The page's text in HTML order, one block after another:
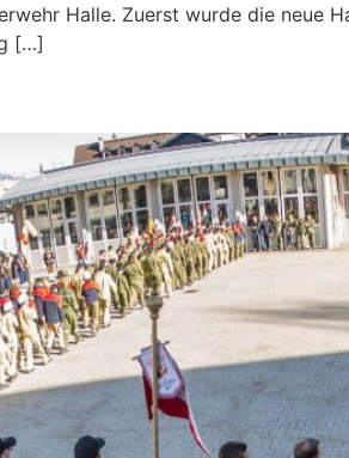
Halle. Zuerst wurde die neue
[…]